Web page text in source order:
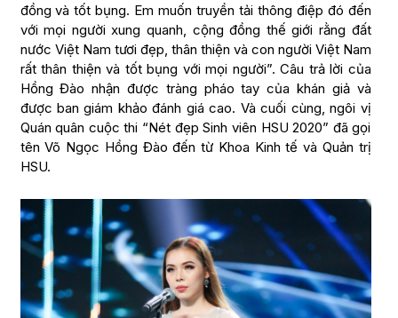
đồng và tốt bụng. Em muốn truyền tải thông điệp đó đến
với mọi người xung quanh, cộng đồng thế giới rằng đất
nước Việt Nam tươi đẹp, thân thiện và con người Việt Nam
rất thân thiện và tốt bụng với mọi người”. Câu trả lời của
Hồng Đào nhận được tràng pháo tay của khán giả và
được ban giám khảo đánh giá cao. Và cuối cùng, ngôi vị
Quán quân cuộc thi “Nét đẹp Sinh viên HSU 2020” đã gọi
tên Võ Ngọc Hồng Đào đến từ Khoa Kinh tế và Quản trị
HSU.